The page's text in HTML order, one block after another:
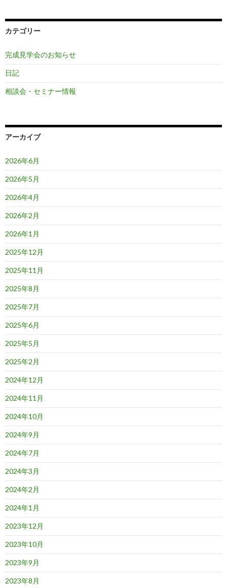
カテゴリー
完成見学会のお知らせ
日記
相談会・セミナー情報
アーカイブ
2026年6月
2026年5月
2026年4月
2026年2月
2026年1月
2025年12月
2025年11月
2025年8月
2025年7月
2025年6月
2025年5月
2025年2月
2024年12月
2024年11月
2024年10月
2024年9月
2024年7月
2024年3月
2024年2月
2024年1月
2023年12月
2023年10月
2023年9月
2023年8月